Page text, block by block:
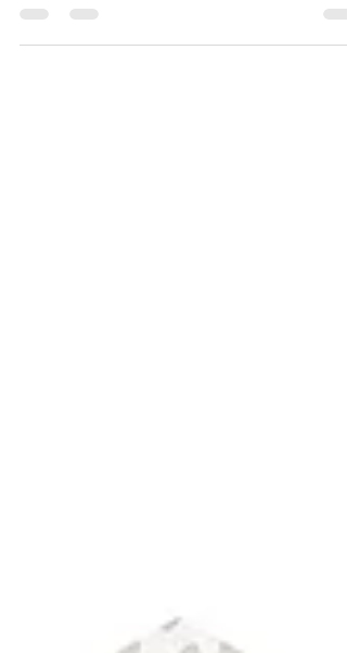
場！ モダン神棚 「かみさまとおうち」 ネットシ